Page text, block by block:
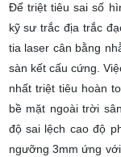
Để triệt tiêu sai số
kỹ sư trắc địa trắc
tia laser cân bằng
sàn kết cấu cứng.
nhất triệt tiêu hoàn
bề mặt ngoài trời
độ sai lệch cao độ
ngưỡng 3mm ứng